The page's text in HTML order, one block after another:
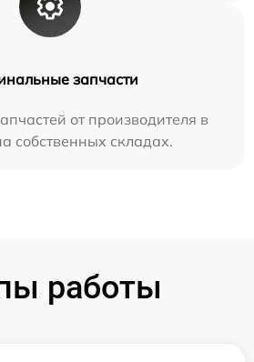
запчасти
от производителя в
собственных складах.
работы